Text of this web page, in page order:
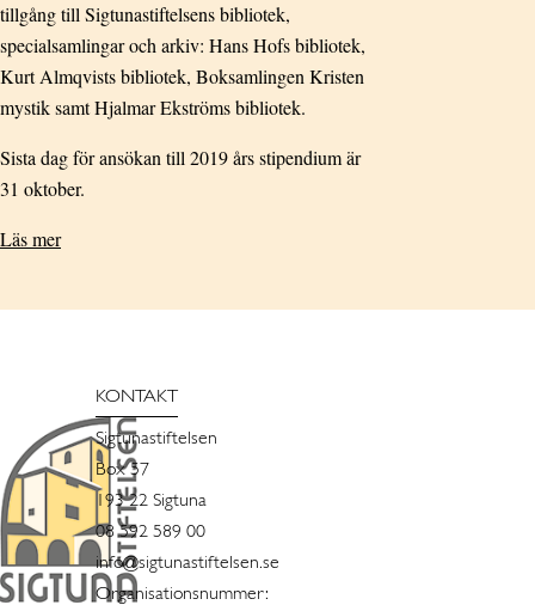
tillgång till Sigtunastiftelsens bibliotek,
specialsamlingar och arkiv: Hans Hofs bibliotek,
Kurt Almqvists bibliotek, Boksamlingen Kristen
mystik samt Hjalmar Ekströms bibliotek.
Sista dag för ansökan till 2019 års stipendium är
31 oktober.
Läs mer
KONTAKT
Sigtunastiftelsen
Box 57
193 22 Sigtuna
08 592 589 00
info@sigtunastiftelsen.se
Organisationsnummer: